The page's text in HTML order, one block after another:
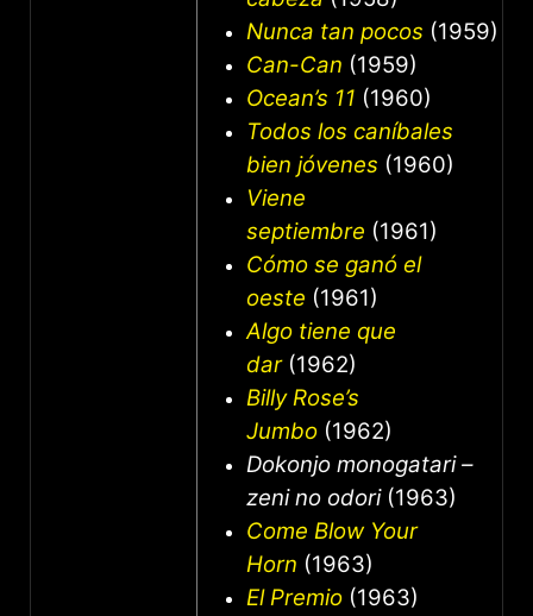
Nunca tan pocos (1959)
Can-Can (1959)
Ocean’s 11 (1960)
Todos los caníbales
bien jóvenes (1960)
Viene
septiembre (1961)
Cómo se ganó el
oeste (1961)
Algo tiene que
dar(1962)
Billy Rose’s
Jumbo (1962)
Dokonjo monogatari –
zeni no odori(1963)
Come Blow Your
Horn (1963)
El Premio (1963)